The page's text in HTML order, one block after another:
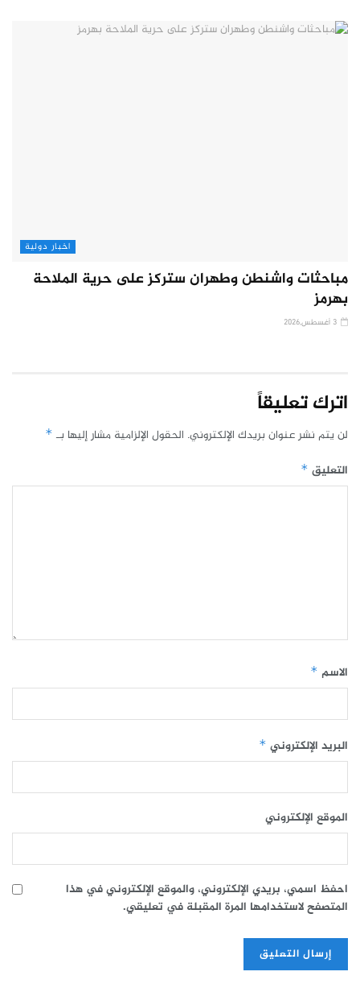
اخبار دولية
مباحثات واشنطن وطهران ستركز على حرية الملاحة
بهرمز
اترك تعليقاً
لن يتم نشر عنوان بريدك الإلكتروني. الحقول الإلزامية مشار إليها بـ *
التعليق *
الاسم *
البريد الإلكتروني *
الموقع الإلكتروني
احفظ اسمي، بريدي الإلكتروني، والموقع الإلكتروني في هذا
المتصفح لاستخدامها المرة المقبلة في تعليقي.